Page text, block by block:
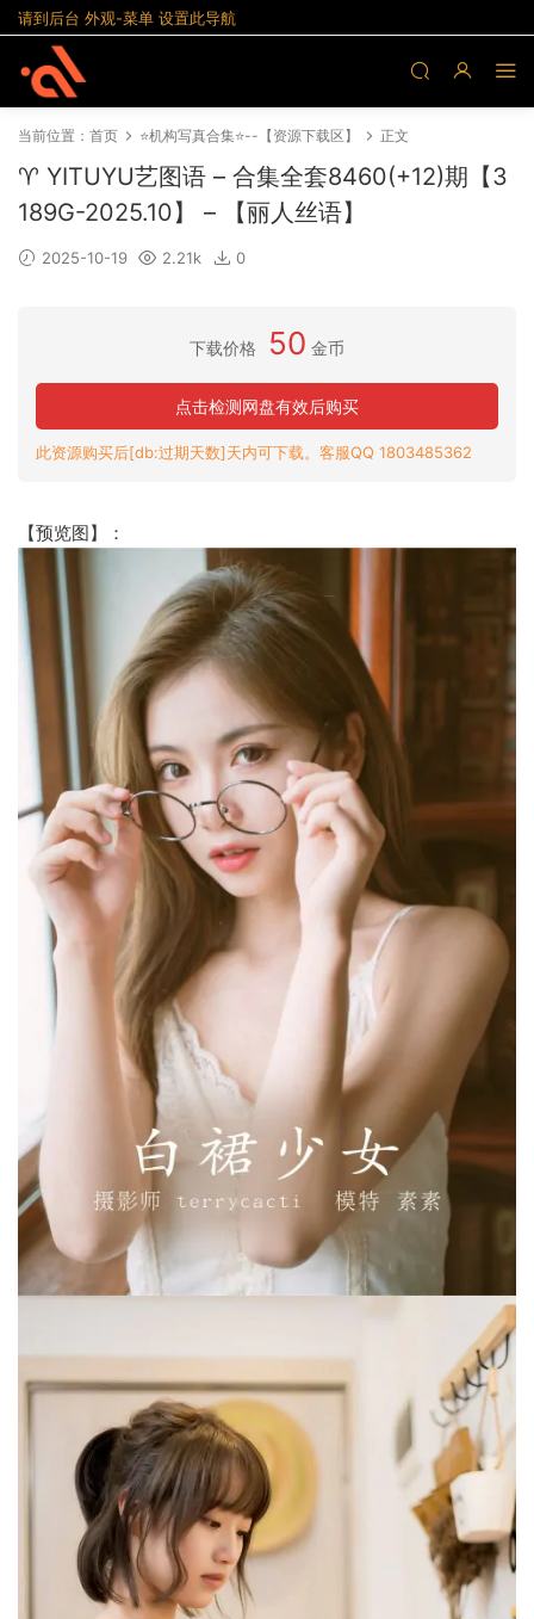
请到后台 外观-菜单 设置此导航
当前位置： 首页 ⭐机构写真合集⭐--【资源下载区】 正文
♈ YITUYU艺图语 – 合集全套8460(+12)期【3
189G-2025.10】 – 【丽人丝语】
2025-10-19 2.21k 0
下载价格 50 金币
点击检测网盘有效后购买
此资源购买后[db:过期天数]天内可下载。客服QQ 1803485362
【预览图】：